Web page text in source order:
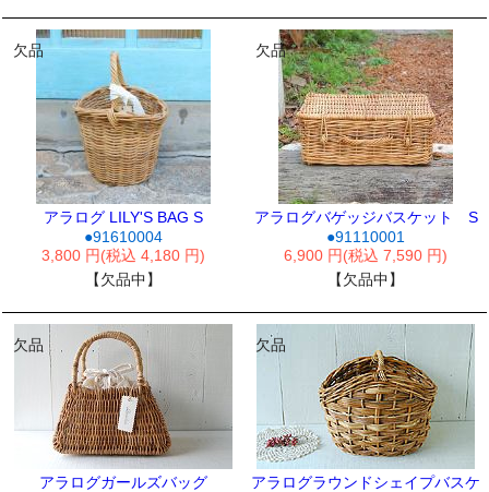
欠品
アラログ LILY'S BAG S
●91610004
3,800 円(税込 4,180 円)
【欠品中】
欠品
アラログバゲッジバスケット S
●91110001
6,900 円(税込 7,590 円)
【欠品中】
欠品
アラログガールズバッグ
欠品
アラログラウンドシェイプバスケ